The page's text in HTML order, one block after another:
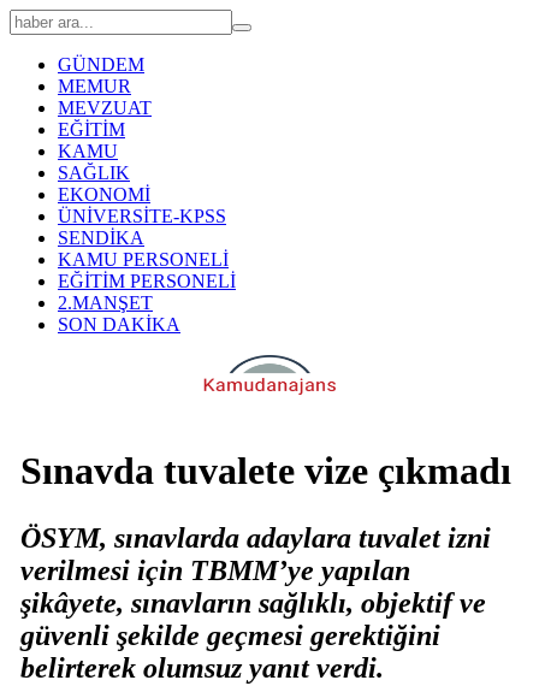
GÜNDEM
MEMUR
MEVZUAT
EĞİTİM
KAMU
SAĞLIK
EKONOMİ
ÜNİVERSİTE-KPSS
SENDİKA
KAMU PERSONELİ
EĞİTİM PERSONELİ
2.MANŞET
SON DAKİKA
Sınavda tuvalete vize çıkmadı
ÖSYM, sınavlarda adaylara tuvalet izni
verilmesi için TBMM’ye yapılan
şikâyete, sınavların sağlıklı, objektif ve
güvenli şekilde geçmesi gerektiğini
belirterek olumsuz yanıt verdi.